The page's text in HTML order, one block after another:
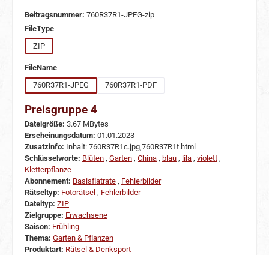
Beitragsnummer: 760R37R1-JPEG-zip
FileTypeauswählen
ZIP
FileNameauswählen
760R37R1-JPEG
760R37R1-PDF
Preisgruppe 4
Dateigröße: 3.67 MBytes
Erscheinungsdatum: 01.01.2023
Zusatzinfo: Inhalt: 760R37R1c.jpg,760R37R1t.html
Schlüsselworte: Blüten Garten China blau lila violett
Kletterpflanze
Abonnement: Basisflatrate
Fehlerbilder
Rätseltyp: Fotorätsel
Fehlerbilder
Dateityp: ZIP
Zielgruppe: Erwachsene
Saison: Frühling
Thema: Garten & Pflanzen
Produktart: Rätsel & Denksport